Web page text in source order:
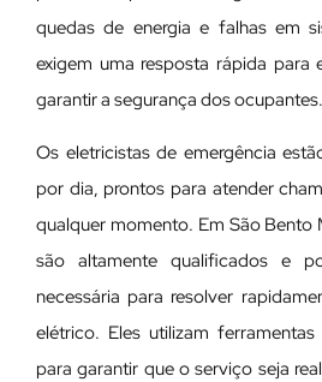
quedas de energia e falhas em
exigem uma resposta rápida para
garantir a segurança dos ocupantes.
Os eletricistas de emergência
por dia, prontos para atender
qualquer momento. Em São Bento
são altamente qualificados e
necessária para resolver
elétrico. Eles utilizam
para garantir que o serviço seja